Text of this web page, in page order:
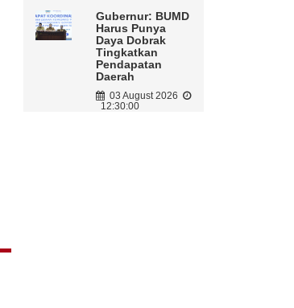
Gubernur: BUMD
Harus Punya
Daya Dobrak
Tingkatkan
Pendapatan
Daerah
03 August 2026
12:30:00